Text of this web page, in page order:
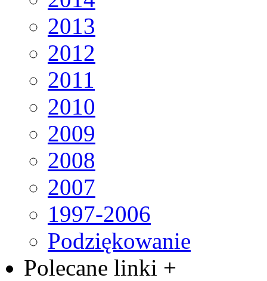
2013
2012
2011
2010
2009
2008
2007
1997-2006
Podziękowanie
Polecane linki +